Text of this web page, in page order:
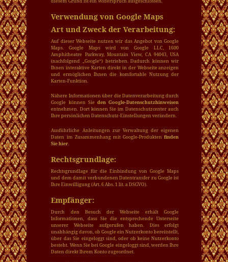
Verwendung von Google Maps
Art und Zweck der Verarbeitung:
Auf dieser Webseite nutzen wir das Angebot von Google
Maps. Google Maps wird von Google LLC, 1600
Amphitheatre Parkway, Mountain View, CA 94043, USA
(nachfolgend „Google“) betrieben. Dadurch können wir
Ihnen interaktive Karten direkt in der Webseite anzeigen
und ermöglichen Ihnen die komfortable Nutzung der
Karten-Funktion.
Nähere Informationen über die Datenverarbeitung durch
Google können Sieden Google-Datenschutzhinweisen
entnehmen. Dort können Sie im Datenschutzcenter auch
Ihre persönlichen Datenschutz-Einstellungen verändern.
Ausführliche Anleitungen zur Verwaltung der eigenen
Daten im Zusammenhang mit Google-Produkten finden
Sie hier.
Rechtsgrundlage:
Rechtsgrundlage für die Einbindung von Google Maps
und dem damit verbundenen Datentransfer zu Google ist
Ihre Einwilligung (Art. 6 Abs. 1 lit. a DSGVO).
Empfänger:
Durch den Besuch der Webseite erhält Google
Informationen, dass Sie die entsprechende Unterseite
unserer Webseite aufgerufen haben. Dies erfolgt
unabhängig davon, ob Google ein Nutzerkonto bereitstellt,
über das Sie eingeloggt sind, oder ob keine Nutzerkonto
besteht. Wenn Sie bei Google eingeloggt sind, werden Ihre
Daten direkt Ihrem Konto zugeordnet.